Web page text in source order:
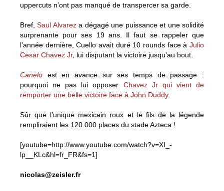
uppercuts n’ont pas manqué de transpercer sa garde.
Bref,Saul Alvareza dégagé une puissance et une solidité
surprenante pour ses 19 ans. Il faut se rappeler que
l’année dernière, Cuello avait duré 10 rounds face à Julio
Cesar Chavez Jr, lui disputant la victoire jusqu’au bout.
Canelo
est en avance sur ses temps de passage :
pourquoi ne pas lui opposer Chavez Jr qui vient de
remporter une belle victoire face à John Duddy.
Sûr que l’unique mexicain roux et le fils de la légende
rempliraient les 120.000 places du stade Azteca !
[youtube=http://www.youtube.com/watch?v=XI_-
lp__KLc&hl=fr_FR&fs=1]
nicolas@zeisler.fr